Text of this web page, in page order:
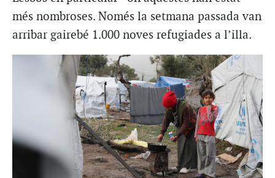
més nombroses. Només la setmana passada van
arribar gairebé 1.000 noves refugiades a l’illa.